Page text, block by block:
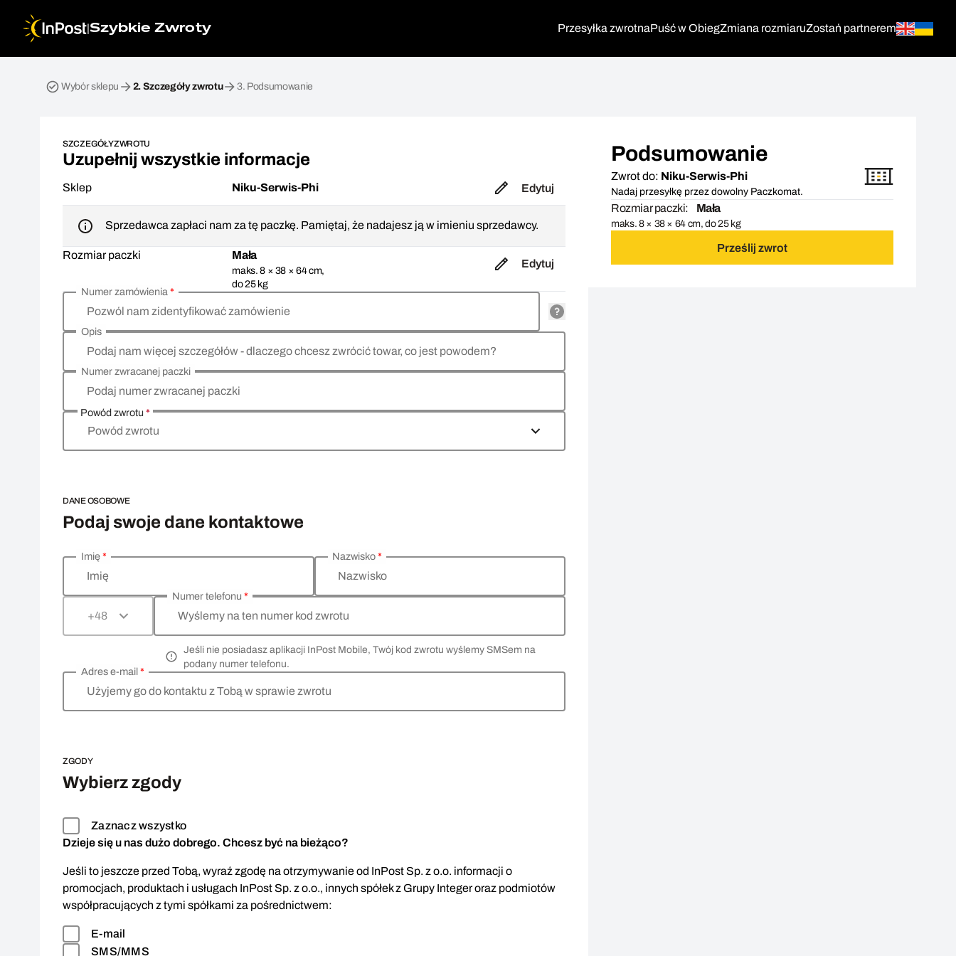
|Szybkie Zwroty Przesyłka zwrotnaPuść w ObiegZmiana rozmiaruZostań partnerem
Wybór sklepu 2. Szczegóły zwrotu 3. Podsumowanie
SZCZEGÓŁY ZWROTU
Uzupełnij wszystkie informacje
Sklep Niku-Serwis-Phi Edytuj
Sprzedawca zapłaci nam za tę paczkę. Pamiętaj, że nadajesz ją w imieniu sprzedawcy.
Rozmiar paczki Mała
maks. 8 × 38 × 64 cm,
do 25 kg
Edytuj
Pozwól nam zidentyfikować zamówienie
Numer zamówienia*
Podaj nam więcej szczegółów - dlaczego chcesz zwrócić towar, co jest powodem?
Opis
Podaj numer zwracanej paczki
Numer zwracanej paczki
Powód zwrotu*
Powód zwrotu
DANE OSOBOWE
Podaj swoje dane kontaktowe
Wprowadź swoje dane osobowe
Imię
Imię*
Nazwisko
Nazwisko*
+48 Wyślemy na ten numer kod zwrotu
Numer telefonu *
Jeśli nie posiadasz aplikacji InPost Mobile, Twój kod zwrotu wyślemy SMSem na
podany numer telefonu.
Użyjemy go do kontaktu z Tobą w sprawie zwrotu
Adres e-mail *
ZGODY
Wybierz zgody
Zaznacz wszystko
Dzieje się u nas dużo dobrego. Chcesz być na bieżąco?
Jeśli to jeszcze przed Tobą, wyraź zgodę na otrzymywanie od InPost Sp. z o.o. informacji o
promocjach, produktach i usługach InPost Sp. z o.o., innych spółek z Grupy Integer oraz podmiotów
współpracujących z tymi spółkami za pośrednictwem:
E-mail
SMS/MMS
Podsumowanie
Zwrot do: Niku-Serwis-Phi
Nadaj przesyłkę przez dowolny Paczkomat.
Rozmiar paczki: Mała
maks. 8 × 38 × 64 cm, do 25 kg
Prześlij zwrot